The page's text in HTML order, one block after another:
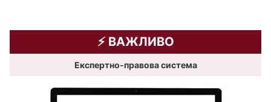
⚡️ ВАЖЛИВО
Експертно-правова система